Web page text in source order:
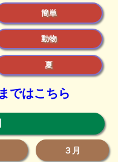
簡単
動物
夏
ではこちら
３月